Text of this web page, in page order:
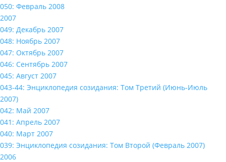
050: Февраль 2008
2007
049: Декабрь 2007
048: Ноябрь 2007
047: Октябрь 2007
046: Сентябрь 2007
045: Август 2007
043-44: Энциклопедия созидания: Том Третий (Июнь-Июль
2007)
042: Май 2007
041: Апрель 2007
040: Март 2007
039: Энциклопедия созидания: Том Второй (Февраль 2007)
2006